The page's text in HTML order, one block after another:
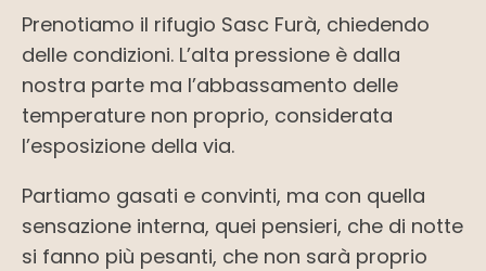
Prenotiamo il rifugio Sasc Furà, chiedendo
delle condizioni. L’alta pressione è dalla
nostra parte ma l’abbassamento delle
temperature non proprio, considerata
l’esposizione della via.
Partiamo gasati e convinti, ma con quella
sensazione interna, quei pensieri, che di notte
si fanno più pesanti, che non sarà proprio